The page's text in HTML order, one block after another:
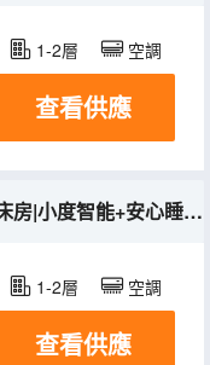
1-2層 空調
電視機 冰箱
查看供應
晴庭待唔雙床房|小度智能+安心睡眠+冰箱+洗衣機
1-2層 空調
電視機 冰箱
查看供應